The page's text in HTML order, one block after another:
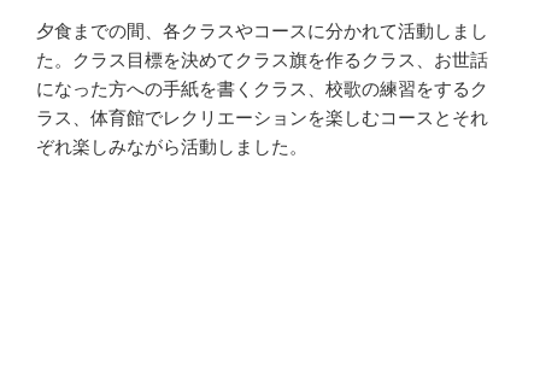
夕食までの間、各クラスやコースに分かれて活動しまし
た。クラス目標を決めてクラス旗を作るクラス、お世話
になった方への手紙を書くクラス、校歌の練習をするク
ラス、体育館でレクリエーションを楽しむコースとそれ
ぞれ楽しみながら活動しました。